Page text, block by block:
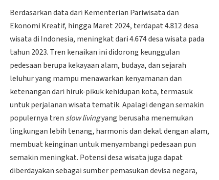
Berdasarkan data dari Kementerian Pariwisata dan
Ekonomi Kreatif, hingga Maret 2024, terdapat 4.812 desa
wisata di Indonesia, meningkat dari 4.674 desa wisata pada
tahun 2023. Tren kenaikan ini didorong keunggulan
pedesaan berupa kekayaan alam, budaya, dan sejarah
leluhur yang mampu menawarkan kenyamanan dan
ketenangan dari hiruk-pikuk kehidupan kota, termasuk
untuk perjalanan wisata tematik. Apalagi dengan semakin
populernya tren slow livingyang berusaha menemukan
lingkungan lebih tenang, harmonis dan dekat dengan alam,
membuat keinginan untuk menyambangi pedesaan pun
semakin meningkat. Potensi desa wisata juga dapat
diberdayakan sebagai sumber pemasukan devisa negara,